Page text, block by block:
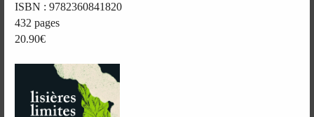
ISBN : 9782360841820
432 pages
20.90€